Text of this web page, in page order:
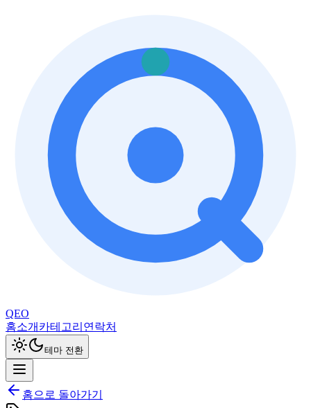
QEO
홈소개 카테고리 연락처
테마 전환
홈으로 돌아가기